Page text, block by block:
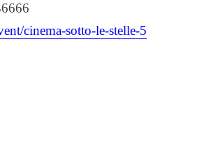
cinema-sotto-le-stelle-5